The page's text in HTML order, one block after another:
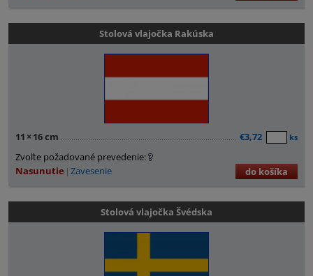
Stolová vlajočka Rakúska
11 × 16 cm €3,72 ks
Zvoľte požadované prevedenie:
Nasunutie Zavesenie do košíka
Stolová vlajočka Švédska